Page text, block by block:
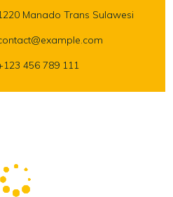
Manado Trans Sulawesi
456 789 111